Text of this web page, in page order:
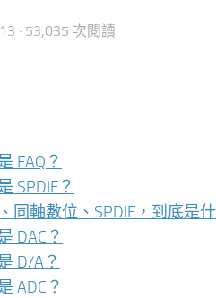
· 53,035 次閱讀
FAQ？
SPDIF？
同軸數位、SPDIF，到底是
DAC？
D/A？
ADC？